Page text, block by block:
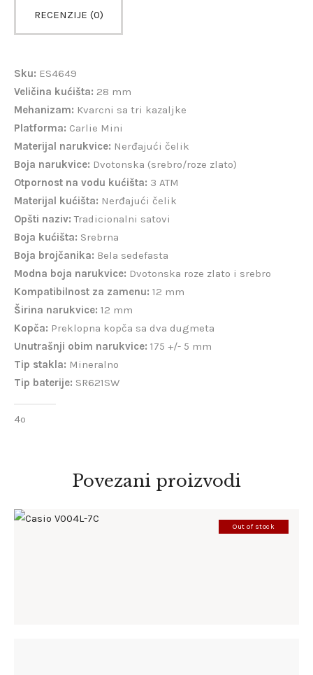
RECENZIJE (0)
Sku: ES4649
Veličina kućišta: 28 mm
Mehanizam: Kvarcni sa tri kazaljke
Platforma: Carlie Mini
Materijal narukvice: Nerđajući čelik
Boja narukvice: Dvotonska (srebro/roze zlato)
Otpornost na vodu kućišta: 3 ATM
Materijal kućišta: Nerđajući čelik
Opšti naziv: Tradicionalni satovi
Boja kućišta: Srebrna
Boja brojčanika: Bela sedefasta
Modna boja narukvice: Dvotonska roze zlato i srebro
Kompatibilnost za zamenu: 12 mm
Širina narukvice: 12 mm
Kopča: Preklopna kopča sa dva dugmeta
Unutrašnji obim narukvice: 175 +/- 5 mm
Tip stakla: Mineralno
Tip baterije: SR621SW
4o
Povezani proizvodi
Out of stock